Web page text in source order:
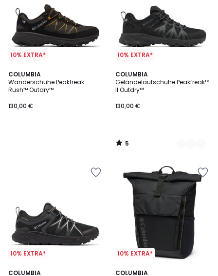
10% EXTRA*
COLUMBIA
Wanderschuhe Peakfreak
Rush™ Outdry™
130,00 €
10% EXTRA*
COLUMBIA
Geländelaufschuhe Peakfreak™
II Outdry™
130,00 €
5
/
5
2
Farben
5
/
10% EXTRA*
COLUMBIA
4,5
2
10% EXTRA*
COLUMBIA
5